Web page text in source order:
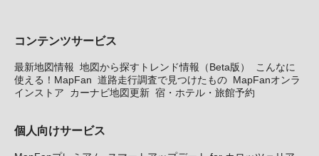
コンテンツサービス
最新地図情報 地図から探すトレンド情報（Beta版）
こんなに
使える！MapFan 道路走行調査で見つけたもの MapFanオンラ
インストア
カーナビ地図更新 宿・ホテル・旅館予約
個人向けサービス